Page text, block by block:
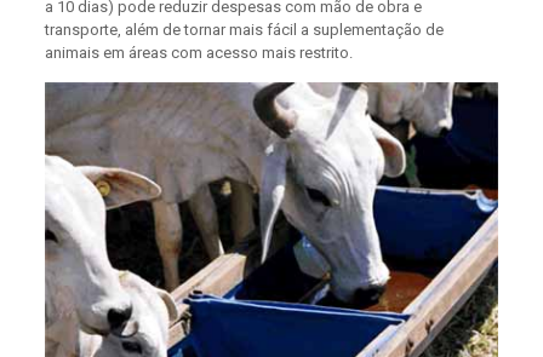
a 10 dias) pode reduzir despesas com mão de obra e
transporte, além de tornar mais fácil a suplementação de
animais em áreas com acesso mais restrito.